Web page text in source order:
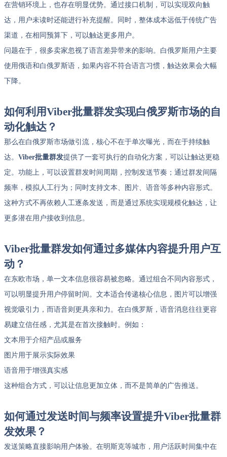
在营销环境上，也存在明显优势。通过接口机制，可以实现双向触
达，用户未读时还能进行补充提醒。同时，整体成本远低于传统广告
渠道，在相同预算下，可以触达更多用户。
问题在于，很多卖家忽视了语言差异带来的影响。白俄罗斯用户主要
使用俄语和白俄罗斯语，如果内容不符合语言习惯，触达效果会大幅
下降。
如何利用Viber批量群发实现白俄罗斯市场的自
动化触达？
那么在白俄罗斯市场做引流，核心不在于单次曝光，而在于持续触
达。 Viber批量群发提供了一套可执行的自动化方案，可以让触达更稳
定。功能上，可以设置群发时间周期，控制发送节奏；通过群发间隔
频率，模拟人工行为；同时支持文本、图片、语音等多种内容形式。
这种方式不再依赖人工逐条发送，而是通过系统实现规模化触达，让
更多潜在用户接收到信息。
Viber批量群发如何通过多媒体内容提升用户互
动？
在东欧市场，单一文本信息很容易被忽略。通过组合不同内容形式，
可以明显提升用户停留时间。文本适合传递核心信息，图片可以增强
视觉吸引力，而语音则更具亲和力。在白俄罗斯，语音消息往往更容
易建立信任感，尤其是在首次接触时。例如：
文本用于介绍产品或服务
图片用于展示实际效果
语音用于增强真实感
这种组合方式，可以让信息更加立体，而不是简单的广告推送。
如何通过发送时间与频率设置提升Viber批量群
发效果？
发送策略直接影响用户体验。在明斯克等城市，用户活跃时间集中在